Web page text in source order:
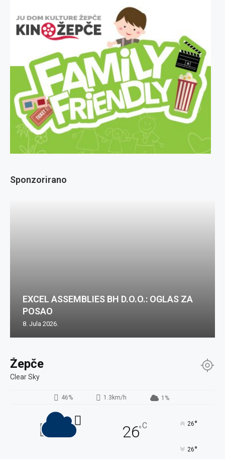
Žepče
Clear Sky
46% 1.3km/h 1%
26°C 26°
26°
Sponzorirano
EXCEL ASSEMBLIES BH D.O.O.: OGLAS ZA
POSAO
8. Jula 2026.